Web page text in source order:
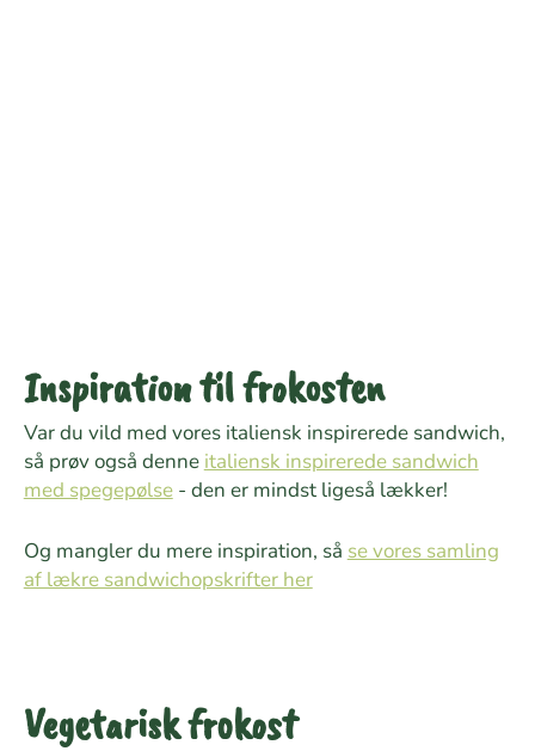
Inspiration til frokosten
Var du vild med vores italiensk inspirerede sandwich,
så prøv også denne italiensk inspirerede sandwich
med spegepølse- den er mindst ligeså lækker!
Og mangler du mere inspiration, så se vores samling
af lækre sandwichopskrifter her
Vegetarisk frokost